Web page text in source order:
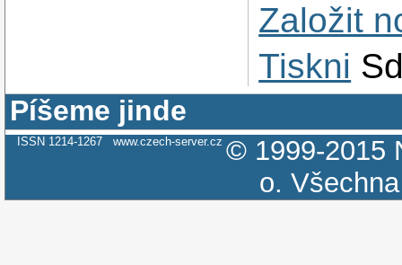
Založit
Tiskni
Píšeme jinde
ISSN 1214-1267 www.czech-server.cz © 1999-2015
o.